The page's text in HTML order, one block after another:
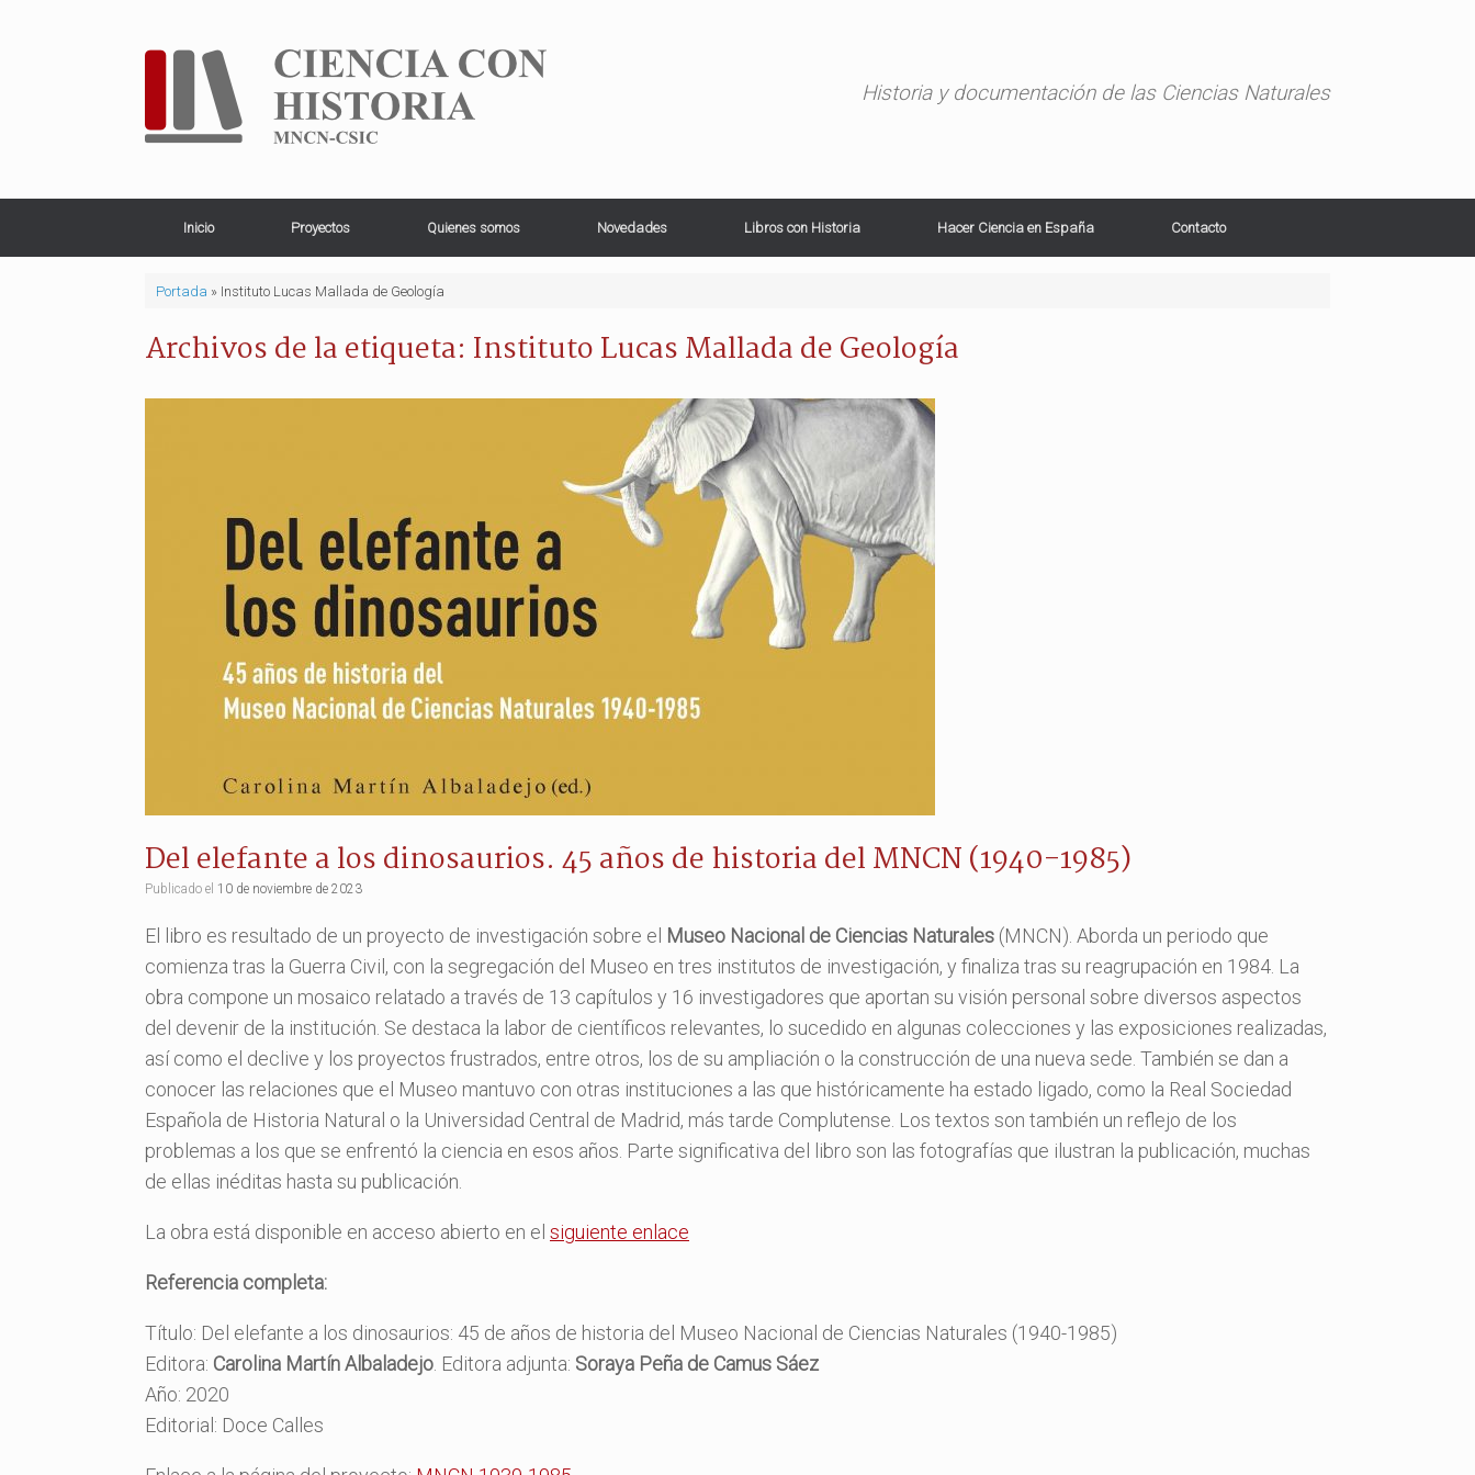
Historia y documentación de las Ciencias Naturales
Inicio Proyectos Quienes somos Novedades Libros con Historia Hacer Ciencia en España Contacto
Portada » Instituto Lucas Mallada de Geología
Archivos de la etiqueta: Instituto Lucas Mallada de Geología
Del elefante a los dinosaurios. 45 años de historia del MNCN (1940-1985)
Publicado el 10 de noviembre de 2023
El libro es resultado de un proyecto de investigación sobre el Museo Nacional de Ciencias Naturales (MNCN). Aborda un periodo que
comienza tras la Guerra Civil, con la segregación del Museo en tres institutos de investigación, y finaliza tras su reagrupación en 1984. La
obra compone un mosaico relatado a través de 13 capítulos y 16 investigadores que aportan su visión personal sobre diversos aspectos
del devenir de la institución. Se destaca la labor de científicos relevantes, lo sucedido en algunas colecciones y las exposiciones realizadas,
así como el declive y los proyectos frustrados, entre otros, los de su ampliación o la construcción de una nueva sede. También se dan a
conocer las relaciones que el Museo mantuvo con otras instituciones a las que históricamente ha estado ligado, como la Real Sociedad
Española de Historia Natural o la Universidad Central de Madrid, más tarde Complutense. Los textos son también un reflejo de los
problemas a los que se enfrentó la ciencia en esos años. Parte significativa del libro son las fotografías que ilustran la publicación, muchas
de ellas inéditas hasta su publicación.
La obra está disponible en acceso abierto en el siguiente enlace
Referencia completa:
Título: Del elefante a los dinosaurios: 45 de años de historia del Museo Nacional de Ciencias Naturales (1940-1985)
Editora: Carolina Martín Albaladejo . Editora adjunta: Soraya Peña de Camus Sáez
Año: 2020
Editorial: Doce Calles